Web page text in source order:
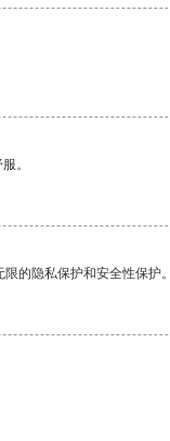
。
的隐私保护和安全性保护